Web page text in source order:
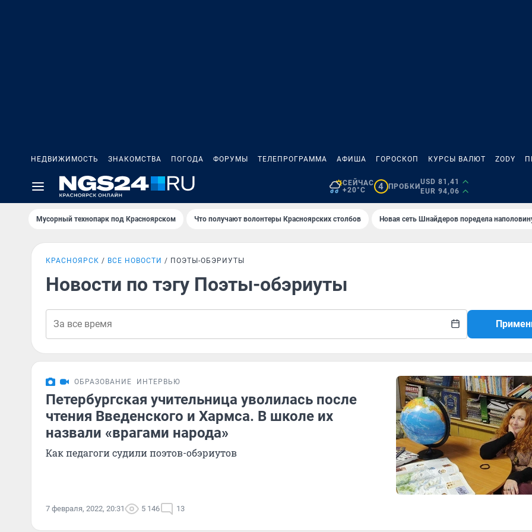
НЕДВИЖИМОСТЬ ЗНАКОМСТВА ПОГОДА ФОРУМЫ ТЕЛЕПРОГРАММА АФИША ГОРОСКОП КУРСЫ ВАЛЮТ ZODY
СЕЙЧАС
+20°C
4 ПРОБКИ
USD 81,41
EUR 94,06
Мусорный технопарк под Крaсноярском Что получают волонтеры Красноярских столбов Новая сеть Шнайдеров поредела
КРАСНОЯРСК ВСЕ НОВОСТИ ПОЭТЫ-ОБЭРИУТЫ
Новости по тэгу Поэты-обэриуты
ОБРАЗОВАНИЕ ИНТЕРВЬЮ
Петербургская учительница уволилась после
чтения Введенского и Хармса. В школе их
назвали «врагами народа»
Как педагоги судили поэтов-обэриутов
7 февраля, 2022, 20:31 5 146 13